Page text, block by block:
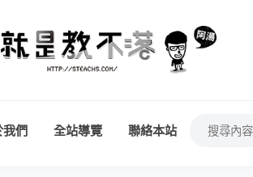
我們 全站導覽 聯絡本站